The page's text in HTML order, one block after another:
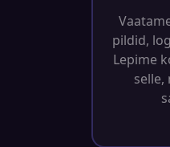
pildid,
Lepime
selle,